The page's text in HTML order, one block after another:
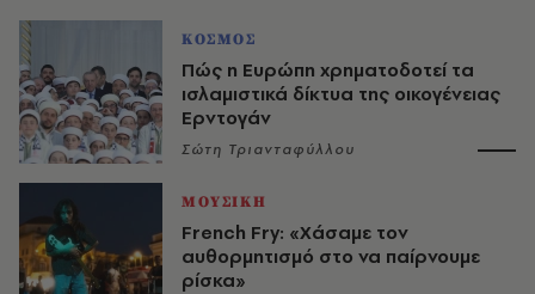
ΚΟΣΜΟΣ
Πώς η Ευρώπη χρηματοδοτεί τα
ισλαμιστικά δίκτυα της οικογένειας
Ερντογάν
Σώτη Τριανταφύλλου
ΜΟΥΣΙΚΗ
French Fry: «Χάσαμε τον
αυθορμητισμό στο να παίρνουμε
ρίσκα»